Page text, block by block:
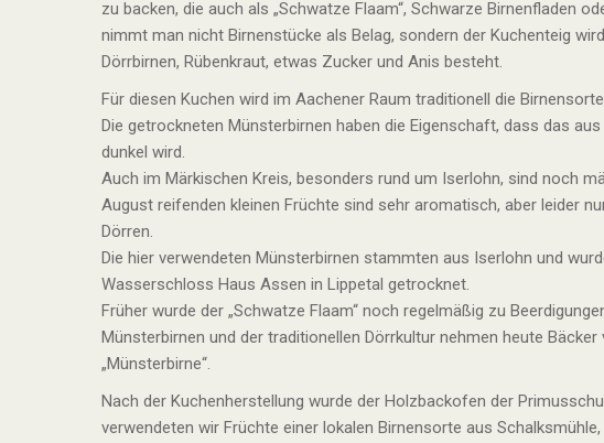
zu backen, die auch als „Schwatze Flaam“, Schwarze Birnenfladen
nimmt man nicht Birnenstücke als Belag, sondern der Kuchenteig
Dörrbirnen, Rübenkraut, etwas Zucker und Anis besteht.
Für diesen Kuchen wird im Aachener Raum traditionell die
Die getrockneten Münsterbirnen haben die Eigenschaft, dass das
dunkel wird.
Auch im Märkischen Kreis, besonders rund um Iserlohn, sind noch
August reifenden kleinen Früchte sind sehr aromatisch, aber leider
Dörren.
Die hier verwendeten Münsterbirnen stammten aus Iserlohn und
Wasserschloss Haus Assen in Lippetal getrocknet.
Früher wurde der „Schwatze Flaam“ noch regelmäßig zu
Münsterbirnen und der traditionellen Dörrkultur nehmen heute
„Münsterbirne“.
Nach der Kuchenherstellung wurde der Holzbackofen der
verwendeten wir Früchte einer lokalen Birnensorte aus